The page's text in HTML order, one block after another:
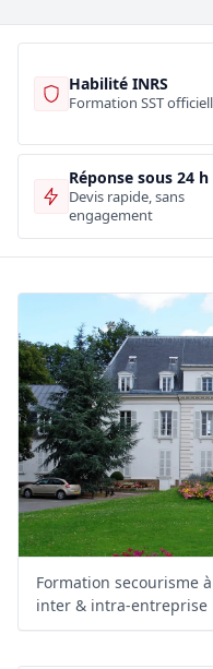
Habilité INRS
Formation SST
Réponse sous 24 h
Devis rapide, sans
engagement
Formation secourisme
inter & intra-entreprise